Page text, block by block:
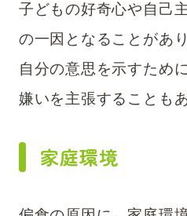
子どもの好奇心や自己
の一因となることがあり
自分の意思を示すため
嫌いを主張することも
家庭環境